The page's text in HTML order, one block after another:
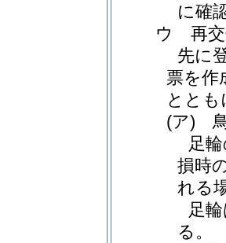
に確
ウ 再交
先に
票を作
ととも
(ア)
足
損時
れる
足
る。